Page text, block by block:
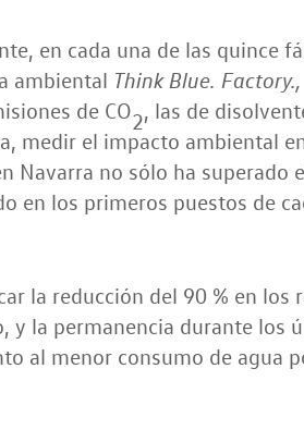
en cada una de las quince
ambiental Think Blue. Factory.,
de CO2, las de
medir el impacto ambiental
Navarra no sólo ha superado
en los primeros puestos de
la reducción del 90 % en los
y la permanencia durante los
al menor consumo de agua